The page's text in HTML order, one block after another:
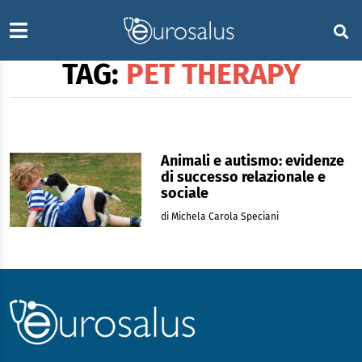
TAG: PET THERAPY
Animali e autismo: evidenze
di successo relazionale e
sociale
di Michela Carola Speciani